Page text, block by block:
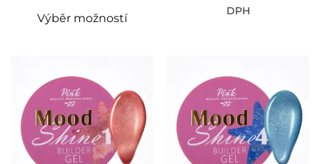
Výběr možností
DPH